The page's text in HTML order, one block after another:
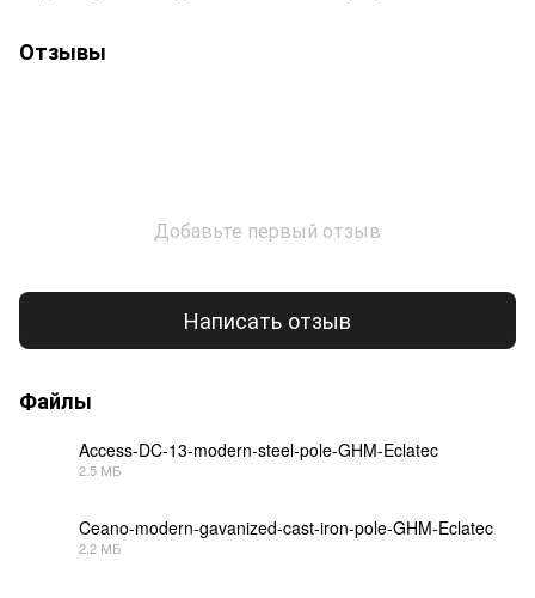
Отзывы
Добавьте первый отзыв
Написать отзыв
Файлы
Access-DC-13-modern-steel-pole-GHM-Eclatec
2.5 МБ
Ceano-modern-gavanized-cast-iron-pole-GHM-Eclatec
2.2 МБ